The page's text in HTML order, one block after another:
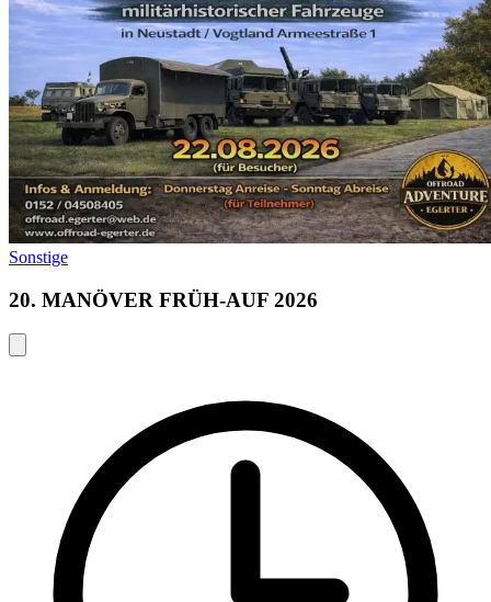
Sonstige
20. MANÖVER FRÜH-AUF 2026